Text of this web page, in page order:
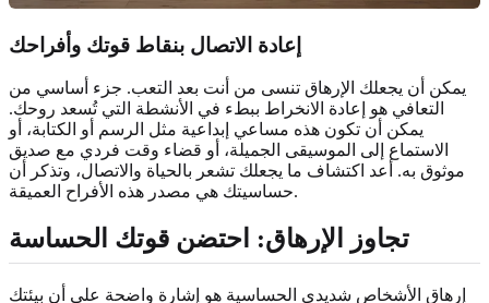
إعادة الاتصال بنقاط قوتك وأفراحك
يمكن أن يجعلك الإرهاق تنسى من أنت بعد التعب. جزء أساسي من
التعافي هو إعادة الانخراط ببطء في الأنشطة التي تُسعد روحك.
يمكن أن تكون هذه مساعي إبداعية مثل الرسم أو الكتابة، أو
الاستماع إلى الموسيقى الجميلة، أو قضاء وقت فردي مع صديق
موثوق به. أعد اكتشاف ما يجعلك تشعر بالحياة والاتصال، وتذكر أن
حساسيتك هي مصدر هذه الأفراح العميقة.
تجاوز الإرهاق: احتضن قوتك الحساسة
إرهاق الأشخاص شديدي الحساسية هو إشارة واضحة على أن بيئتك